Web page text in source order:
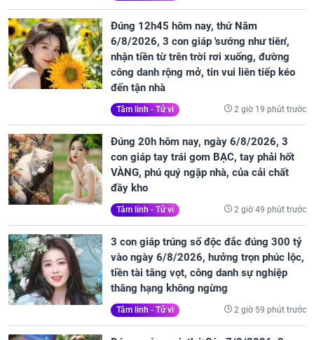
Đúng 12h45 hôm nay, thứ Năm
6/8/2026, 3 con giáp 'sướng như tiên',
nhận tiền từ trên trời rơi xuống, đường
công danh rộng mở, tin vui liên tiếp kéo
đến tận nhà
Tâm linh - Tử vi 2 giờ 19 phút trước
Đúng 20h hôm nay, ngày 6/8/2026, 3
con giáp tay trái gom BẠC, tay phải hốt
VÀNG, phú quý ngập nhà, của cải chất
đầy kho
Tâm linh - Tử vi 2 giờ 49 phút trước
3 con giáp trúng số độc đắc đúng 300 tỷ
vào ngày 6/8/2026, hưởng trọn phúc lộc,
tiền tài tăng vọt, công danh sự nghiệp
thăng hạng không ngừng
Tâm linh - Tử vi 2 giờ 59 phút trước